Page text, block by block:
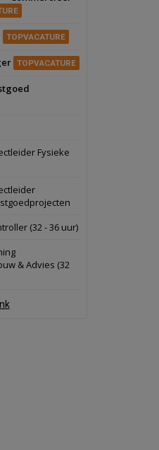
Oranje
Bekijk
TOPVACATURE
TOPVACATURE
Fysieke
(32 - 36 uur)
& Advies (32